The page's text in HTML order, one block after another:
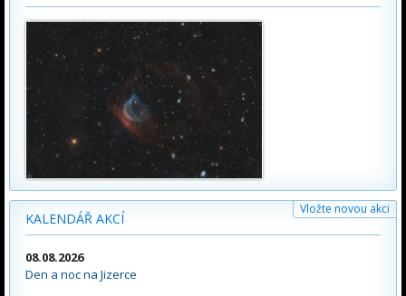
KALENDÁŘ AKCÍ
Vložte novou akci
08.08.2026
Den a noc na Jizerce